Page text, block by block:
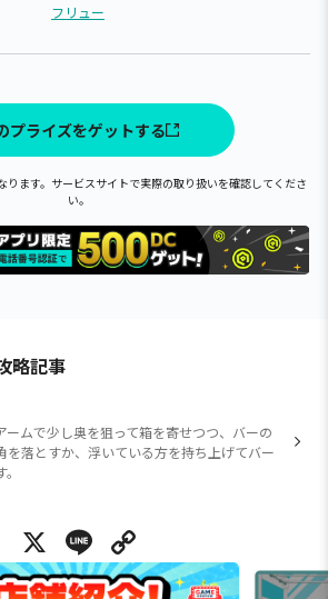
フリュー
プライズをゲットする
ます。サービスサイトで実際の取り扱いを確認してくださ
い。
略記事
ームで少し奥を狙って箱を寄せつつ、バーの
を落とすか、浮いている方を持ち上げてバー
X Line